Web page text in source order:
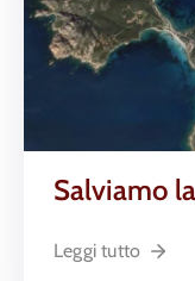
Salviamo
Leggi tutto